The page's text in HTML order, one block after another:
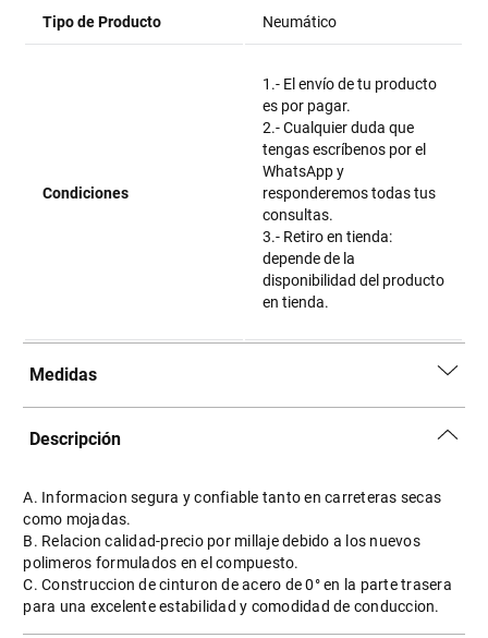
Tipo de Producto Neumático
Condiciones
1.- El envío de tu producto
es por pagar.
2.- Cualquier duda que
tengas escríbenos por el
WhatsApp y
responderemos todas tus
consultas.
3.- Retiro en tienda:
depende de la
disponibilidad del producto
en tienda.
Medidas
Descripción
A. Informacion segura y confiable tanto en carreteras secas
como mojadas.
B. Relacion calidad-precio por millaje debido a los nuevos
polimeros formulados en el compuesto.
C. Construccion de cinturon de acero de 0° en la parte trasera
para una excelente estabilidad y comodidad de conduccion.